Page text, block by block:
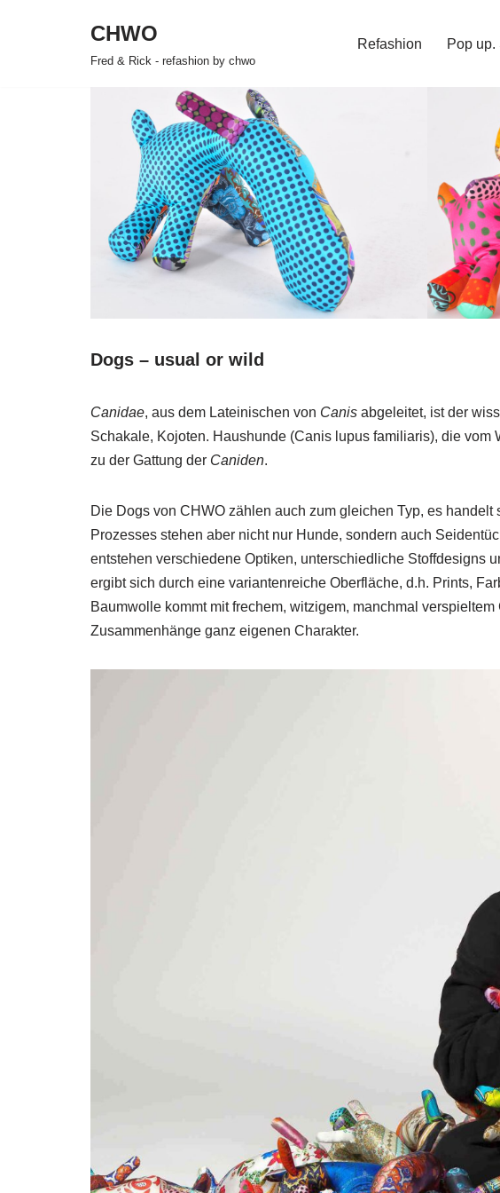
CHWO
Fred & Rick - refashion by chwo
Refashion Pop
Dogs – usual or wild
Canidae, aus dem Lateinischen von Canis abgeleitet, ist der
Schakale, Kojoten. Haushunde (Canis lupus familiaris), die
zu der Gattung der Caniden.
Die Dogs von CHWO zählen auch zum gleichen Typ, es
Prozesses stehen aber nicht nur Hunde, sondern auch
entstehen verschiedene Optiken, unterschiedliche Stoffdesigns
ergibt sich durch eine variantenreiche Oberfläche, d.h. Prints,
Baumwolle kommt mit frechem, witzigem, manchmal
Zusammenhänge ganz eigenen Charakter.